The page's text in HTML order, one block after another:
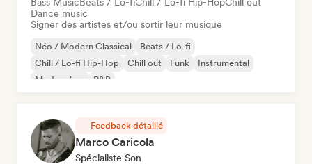
Dance music
Signer des artistes et/ou sortir leur musique
Néo / Modern Classical
Beats / Lo-fi
Chill / Lo-fi Hip-Hop
Chill out Funk
Instrumental
Modern jazz
R&B
Feedback détaillé
Marco Caricola
Spécialiste Son